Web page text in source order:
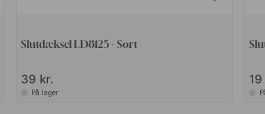
Slutdæksel LD8125 - Sort
39 kr.
På lager